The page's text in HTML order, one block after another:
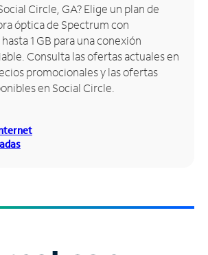
Circle, GA? Elige un plan de
óptica de Spectrum con
1 GB para una conexión
Consulta las ofertas actuales en
promocionales y las ofertas
en Social Circle.